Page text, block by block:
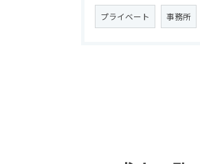
プライベート 事務所